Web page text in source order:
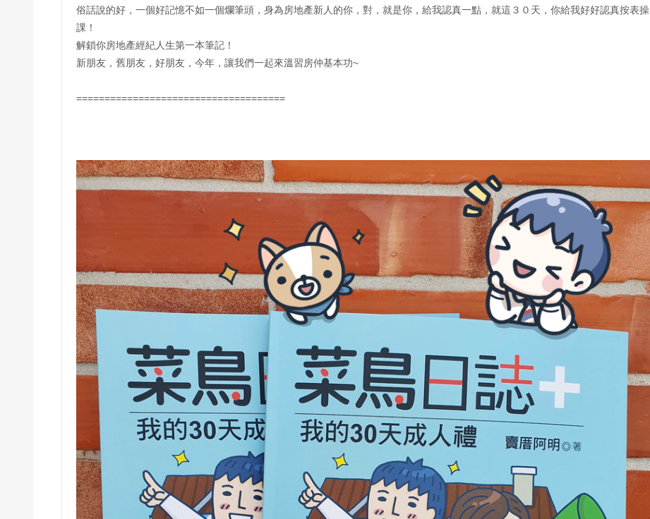
俗話說的好，一個好記憶不如一個爛筆頭，身為房地產新人的你，對，就是你，給我認真一點，就這３０天，你給我好好認真按表操
課！
解鎖你房地產經紀人生第一本筆記！
新朋友，舊朋友，好朋友，今年，讓我們一起來溫習房仲基本功~
=====================================